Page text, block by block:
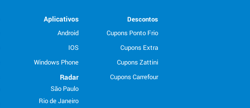
Descontos
Cupons Ponto Frio
Cupons Extra
Cupons Zattini
Cupons Carrefour
Aplicativos
Android
IOS
Windows Phone
Radar
São Paulo
Rio de Janeiro